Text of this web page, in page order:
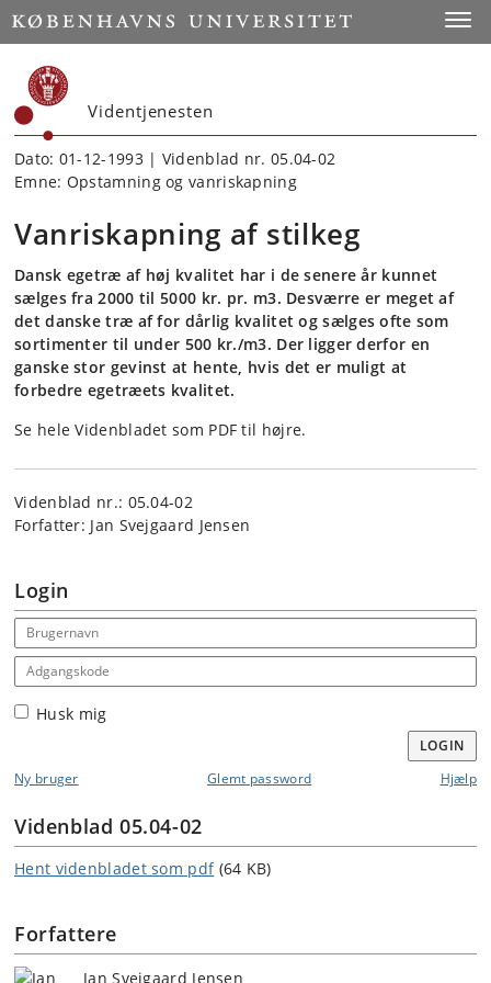
Start
Videntjenesten
Dato: 01-12-1993 | Videnblad nr. 05.04-02
Emne: Opstamning og vanriskapning
Vanriskapning af stilkeg
Dansk egetræ af høj kvalitet har i de senere år kunnet
sælges fra 2000 til 5000 kr. pr. m3. Desværre er meget af
det danske træ af for dårlig kvalitet og sælges ofte som
sortimenter til under 500 kr./m3. Der ligger derfor en
ganske stor gevinst at hente, hvis det er muligt at
forbedre egetræets kvalitet.
Se hele Videnbladet som PDF til højre.
Videnblad nr.: 05.04-02
Forfatter: Jan Svejgaard Jensen
Login
Email address
Adgangskode
Husk mig
LOGIN
Ny bruger
Glemt password Hjælp
Videnblad 05.04-02
Hent videnbladet som pdf (64 KB)
Forfattere
Jan Svejgaard Jensen